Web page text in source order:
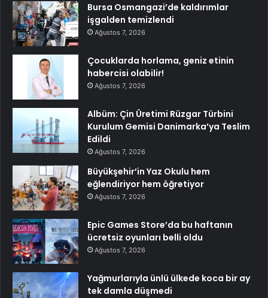
Bursa Osmangazi’de kaldırımlar
işgalden temizlendi
Ağustos 7, 2026
Çocuklarda horlama, geniz etinin
habercisi olabilir!
Ağustos 7, 2026
Albüm: Çin Üretimi Rüzgar Türbini
Kurulum Gemisi Danimarka’ya Teslim
Edildi
Ağustos 7, 2026
Büyükşehir’in Yaz Okulu hem
eğlendiriyor hem öğretiyor
Ağustos 7, 2026
Epic Games Store’da bu haftanın
ücretsiz oyunları belli oldu
Ağustos 7, 2026
Yağmurlarıyla ünlü ülkede koca bir ay
tek damla düşmedi